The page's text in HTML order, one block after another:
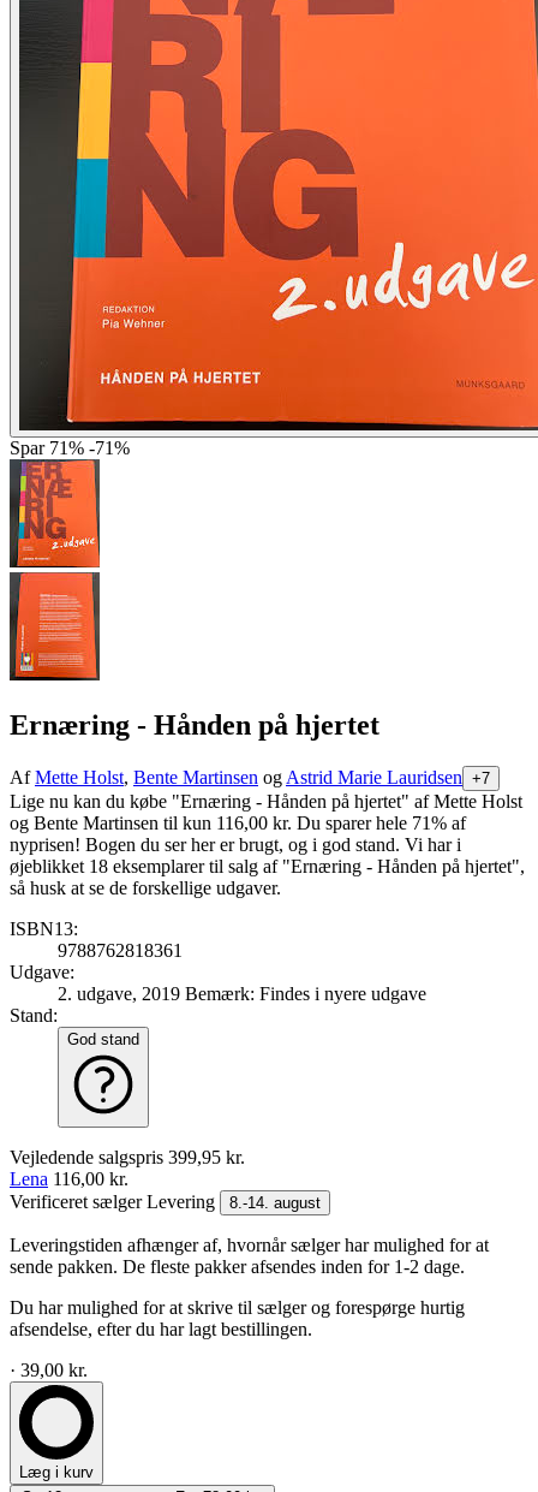
Spar 71% -71%
Ernæring - Hånden på hjertet
AfMette Holst, Bente Martinsen og Astrid Marie Lauridsen +7
Lige nu kan du købe "Ernæring - Hånden på hjertet" af Mette Holst
og Bente Martinsen til kun 116,00 kr. Du sparer hele 71% af
nyprisen! Bogen du ser her er brugt, og i god stand. Vi har i
øjeblikket 18 eksemplarer til salg af "Ernæring - Hånden på hjertet",
så husk at se de forskellige udgaver.
ISBN13:
9788762818361
Udgave:
2. udgave, 2019 Bemærk: Findes i nyere udgave
Stand:
God stand
Vejledende salgspris 399,95 kr.
Lena 116,00 kr.
Verificeret sælgerLevering 8.-14. august
Leveringstiden afhænger af, hvornår sælger har mulighed for at
sende pakken. De fleste pakker afsendes inden for 1-2 dage.
Du har mulighed for at skrive til sælger og forespørge hurtig
afsendelse, efter du har lagt bestillingen.
· 39,00 kr.
Læg i kurv